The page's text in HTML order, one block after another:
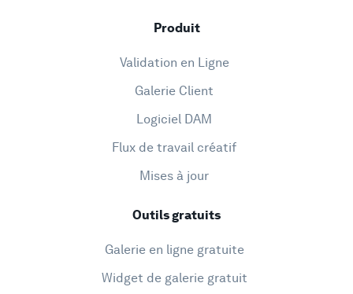
Produit
Validation en Ligne
Galerie Client
Logiciel DAM
Flux de travail créatif
Mises à jour
Outils gratuits
Galerie en ligne gratuite
Widget de galerie gratuit